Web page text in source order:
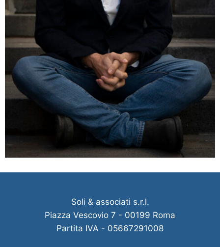
Soli & associati s.r.l.
Piazza Vescovio 7 - 00199 Roma
Partita IVA - 05667291008